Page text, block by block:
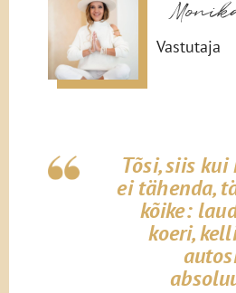
Vastutaja
Tõsi, siis
ei tähenda,
kõike:
koeri,